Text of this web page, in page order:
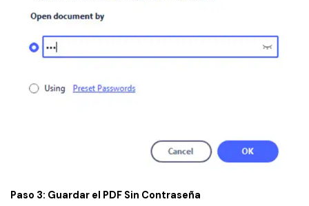
Paso 3: Guardar el PDF Sin Contraseña